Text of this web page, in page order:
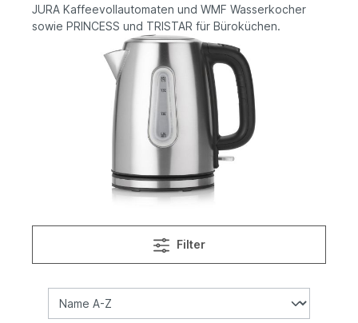
JURA Kaffeevollautomaten und WMF Wasserkocher
sowie PRINCESS und TRISTAR für Büroküchen.
Filter